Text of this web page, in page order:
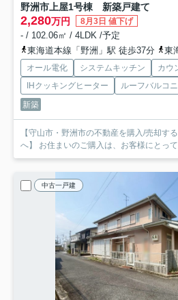
野洲市上屋1号棟 新築戸建て
2,280万円 8月3日 値下げ
- / 102.06㎡ / 4LDK /予定
東海道本線「野洲」駅 徒歩37分
東
オール電化 システムキッチン
カウ
IHクッキングヒーター
ルーフバルコ
新築
【守山市・野洲市の不動産を購入/売却す
へ】 お住まいのご購入は、お客様にとっ
中古一戸建